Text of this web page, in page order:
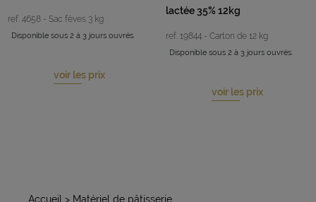
ref. 4658 - Sac fèves 3 kg
Disponible sous 2 à 3 jours ouvrés.
voir les prix
lactée 35% 12kg
ref. 19844 - Carton de 12 kg
Disponible sous 2 à 3 jours ouvrés.
voir les prix
Accueil > Matériel de pâtisserie